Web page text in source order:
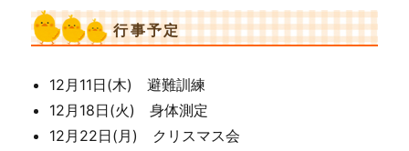
行事予定
12月11日(木) 避難訓練
12月18日(火) 身体測定
12月22日(月) クリスマス会